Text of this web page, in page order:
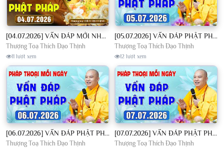
[04.07.2026] VẤN ĐÁP MỚI NHẤT - Pháp Hội Địa Tạng Chùa Khai Nguyên | TT. Thích Đạo Thịnh
Thượng Toạ Thích Đạo Thịnh
11 lượt xem
[05.07.2026] VẤN ĐÁP PHẬT PHÁP - Nghe Thầy giảng Pháp mỗi ngày CÔNG ĐỨC VÔ LƯỢNG│TT. Thích Đạo Thịnh
Thượng Toạ Thích Đạo Thịnh
12 lượt xem
[06.07.2026] VẤN ĐÁP PHẬT PHÁP - Nghe Thầy giảng Pháp mỗi ngày CÔNG ĐỨC VÔ LƯỢNG│TT. Thích Đạo Thịnh
Thượng Toạ Thích Đạo Thịnh
[07.07.2026] VẤN ĐÁP PHẬT PHÁP - Nghe Thầy giảng Pháp mỗi ngày CÔNG ĐỨC VÔ LƯỢNG│TT. Thích Đạo Thịnh
Thượng Toạ Thích Đạo Thịnh